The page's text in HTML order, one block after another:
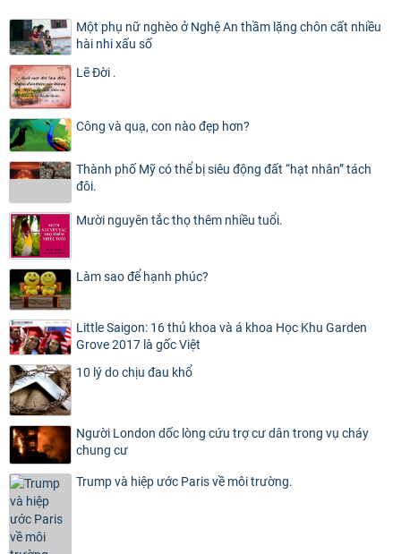
Một phụ nữ nghèo ở Nghệ An thầm lặng chôn cất nhiều
hài nhi xấu số
Lẽ Đời .
Công và quạ, con nào đẹp hơn?
Thành phố Mỹ có thể bị siêu động đất “hạt nhân” tách
đôi.
Mười nguyên tắc thọ thêm nhiều tuổi.
Làm sao để hạnh phúc?
Little Saigon: 16 thủ khoa và á khoa Học Khu Garden
Grove 2017 là gốc Việt
10 lý do chịu đau khổ
Người London dốc lòng cứu trợ cư dân trong vụ cháy
chung cư
Trump và hiệp ước Paris về môi trường.